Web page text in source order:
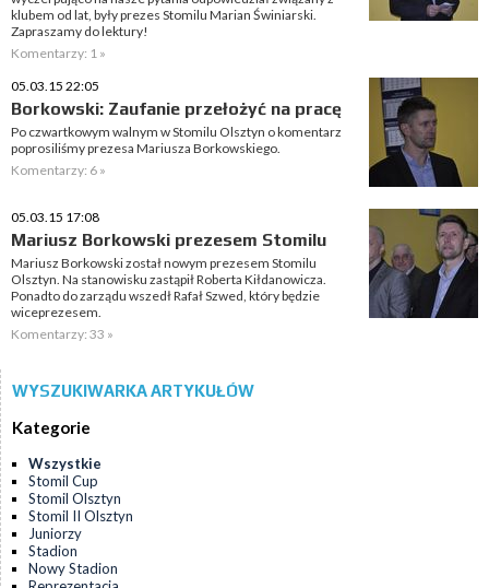
klubem od lat, były prezes Stomilu Marian Świniarski.
Zapraszamy do lektury!
Komentarzy: 1 »
05.03.15 22:05
Borkowski: Zaufanie przełożyć na pracę
Po czwartkowym walnym w Stomilu Olsztyn o komentarz
poprosiliśmy prezesa Mariusza Borkowskiego.
Komentarzy: 6 »
05.03.15 17:08
Mariusz Borkowski prezesem Stomilu
Mariusz Borkowski został nowym prezesem Stomilu
Olsztyn. Na stanowisku zastąpił Roberta Kiłdanowicza.
Ponadto do zarządu wszedł Rafał Szwed, który będzie
wiceprezesem.
Komentarzy: 33 »
WYSZUKIWARKA ARTYKUŁÓW
Kategorie
Wszystkie
Stomil Cup
Stomil Olsztyn
Stomil II Olsztyn
Juniorzy
Stadion
Nowy Stadion